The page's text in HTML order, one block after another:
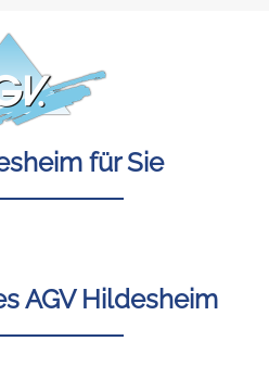
für Sie
AGV Hildesheim